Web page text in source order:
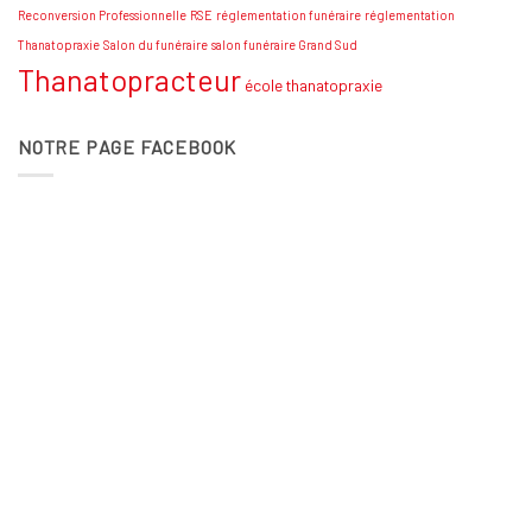
Reconversion Professionnelle RSE réglementation funéraire réglementation
Thanatopraxie Salon du funéraire salon funéraire Grand Sud
Thanatopracteur école thanatopraxie
NOTRE PAGE FACEBOOK